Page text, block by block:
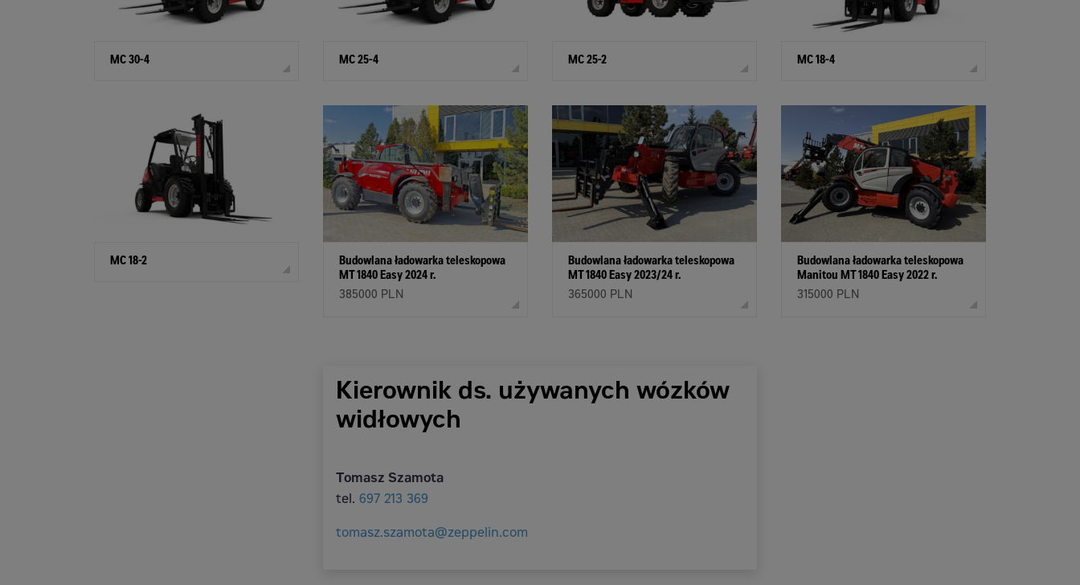
MC 30-4 MC 25-4 MC 25-2 MC 18-4
MC 18-2
Budowlana ładowarka teleskopowa
MT 1840 Easy 2024 r.
385000 PLN
Budowlana ładowarka teleskopowa
MT 1840 Easy 2023/24 r.
365000 PLN
Budowlana ładowarka teleskopowa
Manitou MT 1840 Easy 2022 r.
315000 PLN
Kierownik ds. używanych wózków
widłowych
Tomasz Szamota
tel. 697 213 369
tomasz.szamota@zeppelin.com